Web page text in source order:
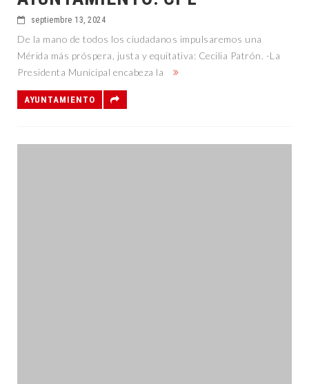
septiembre 13, 2024
De la mano de todos los ciudadanos impulsaremos una
Mérida más próspera, justa y equitativa: Cecilia Patrón. -La
Presidenta Municipal encabeza la
AYUNTAMIENTO